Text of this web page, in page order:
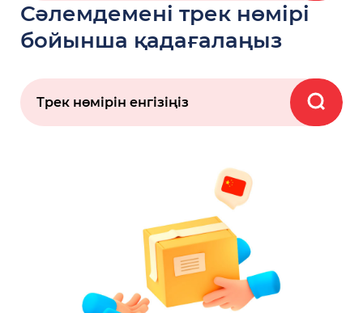
Сәлемдемені трек нөмірі
бойынша қадағалаңыз